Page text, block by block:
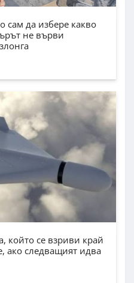
сам да избере какво
не върви
който се взриви край
ако следващият идва